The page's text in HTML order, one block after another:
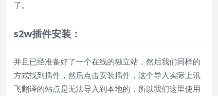
了。
s2w插件安装：
并且已经准备好了一个在线的独立站，然后我们同样的
方式找到插件，然后点击安装插件，这个导入实际上讯
飞翻译的站点是无法导入到本地的，所以我们这里使用